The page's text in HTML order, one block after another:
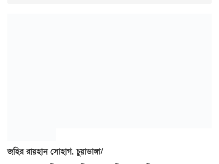
জহির রায়হান সোহাগ, চুয়াডাঙ্গা/